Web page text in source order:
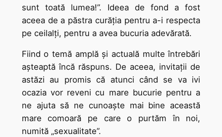
sunt toată lumea!”. Ideea de fond a fost
aceea de a păstra curăţia pentru a-i respecta
pe ceilalţi, pentru a avea bucuria adevărată.
Fiind o temă amplă şi actuală multe întrebări
aşteaptă încă răspuns. De aceea, invitaţii de
astăzi au promis că atunci când se va ivi
ocazia vor reveni cu mare bucurie pentru a
ne ajuta să ne cunoaşte mai bine această
mare comoară pe care o purtăm în noi,
numită „sexualitate”.